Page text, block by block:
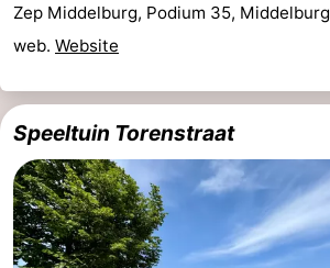
Walcherse
bos
Dishoek
-
Vlissingen
-
Middelburg
Zeeuws-
Zep Middelburg, Podium 35, Middelburg
web. Website
Speeltuin Torenstraat